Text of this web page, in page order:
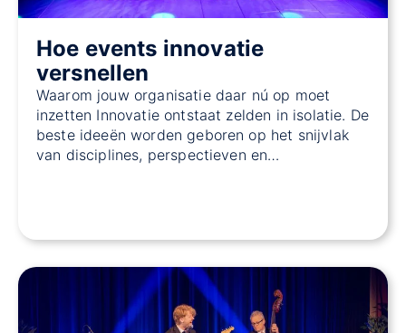
Hoe events innovatie
versnellen
Waarom jouw organisatie daar nú op moet
inzetten Innovatie ontstaat zelden in isolatie. De
beste ideeën worden geboren op het snijvlak
van disciplines, perspectieven en…